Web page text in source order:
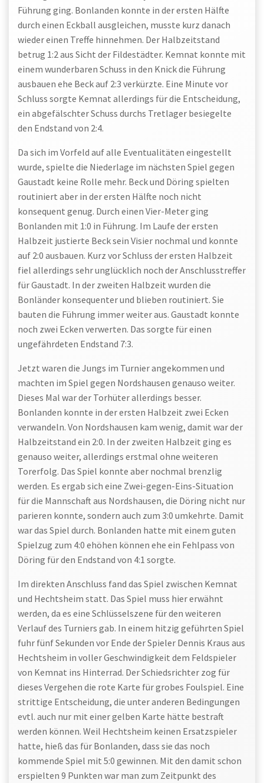
Führung ging. Bonlanden konnte in der ersten Hälfte
durch einen Eckball ausgleichen, musste kurz danach
wieder einen Treffe hinnehmen. Der Halbzeitstand
betrug 1:2 aus Sicht der Fildestädter. Kemnat konnte mit
einem wunderbaren Schuss in den Knick die Führung
ausbauen ehe Beck auf 2:3 verkürzte. Eine Minute vor
Schluss sorgte Kemnat allerdings für die Entscheidung,
ein abgefälschter Schuss durchs Tretlager besiegelte
den Endstand von 2:4.
Da sich im Vorfeld auf alle Eventualitäten eingestellt
wurde, spielte die Niederlage im nächsten Spiel gegen
Gaustadt keine Rolle mehr. Beck und Döring spielten
routiniert aber in der ersten Hälfte noch nicht
konsequent genug. Durch einen Vier-Meter ging
Bonlanden mit 1:0 in Führung. Im Laufe der ersten
Halbzeit justierte Beck sein Visier nochmal und konnte
auf 2:0 ausbauen. Kurz vor Schluss der ersten Halbzeit
fiel allerdings sehr unglücklich noch der Anschlusstreffer
für Gaustadt. In der zweiten Halbzeit wurden die
Bonländer konsequenter und blieben routiniert. Sie
bauten die Führung immer weiter aus. Gaustadt konnte
noch zwei Ecken verwerten. Das sorgte für einen
ungefährdeten Endstand 7:3.
Jetzt waren die Jungs im Turnier angekommen und
machten im Spiel gegen Nordshausen genauso weiter.
Dieses Mal war der Torhüter allerdings besser.
Bonlanden konnte in der ersten Halbzeit zwei Ecken
verwandeln. Von Nordshausen kam wenig, damit war der
Halbzeitstand ein 2:0. In der zweiten Halbzeit ging es
genauso weiter, allerdings erstmal ohne weiteren
Torerfolg. Das Spiel konnte aber nochmal brenzlig
werden. Es ergab sich eine Zwei-gegen-Eins-Situation
für die Mannschaft aus Nordshausen, die Döring nicht nur
parieren konnte, sondern auch zum 3:0 umkehrte. Damit
war das Spiel durch. Bonlanden hatte mit einem guten
Spielzug zum 4:0 ehöhen können ehe ein Fehlpass von
Döring für den Endstand von 4:1 sorgte.
Im direkten Anschluss fand das Spiel zwischen Kemnat
und Hechtsheim statt. Das Spiel muss hier erwähnt
werden, da es eine Schlüsselszene für den weiteren
Verlauf des Turniers gab. In einem hitzig geführten Spiel
fuhr fünf Sekunden vor Ende der Spieler Dennis Kraus aus
Hechtsheim in voller Geschwindigkeit dem Feldspieler
von Kemnat ins Hinterrad. Der Schiedsrichter zog für
dieses Vergehen die rote Karte für grobes Foulspiel. Eine
strittige Entscheidung, die unter anderen Bedingungen
evtl. auch nur mit einer gelben Karte hätte bestraft
werden können. Weil Hechtsheim keinen Ersatzspieler
hatte, hieß das für Bonlanden, dass sie das noch
kommende Spiel mit 5:0 gewinnen. Mit den damit schon
erspielten 9 Punkten war man zum Zeitpunkt des